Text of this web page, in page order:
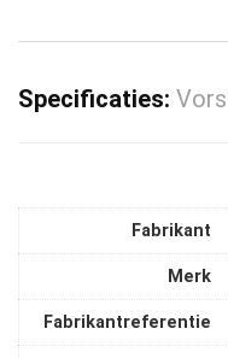
Specificaties:
Fabrikant
Merk
Fabrikantreferentie